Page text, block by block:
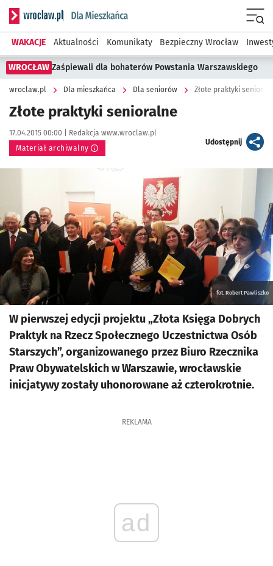
Serwis informacyjny wroclaw.pl podserwis: Dla mieszkańca
WAKACJE Aktualności Komunikaty Bezpieczny Wrocław
WROCŁAW Zaśpiewali dla bohaterów Powstania Warszawskiego
wroclaw.pl Dla mieszkańca Dla seniorów Złote praktyki
Złote praktyki senioralne
Data publikacji:
17.04.2015 00:00 | Autor:
Redakcja www.wroclaw.pl
Materiał archiwalny
Udostępnijartykuł
fot. Robert Pawliszko
W pierwszej edycji projektu „Złota Księga Dobrych
Praktyk na Rzecz Społecznego Uczestnictwa Osób
Starszych”, organizowanego przez Biuro Rzecznika
Praw Obywatelskich w Warszawie, wrocławskie
inicjatywy zostały uhonorowane aż czterokrotnie.
REKLAMA
ad